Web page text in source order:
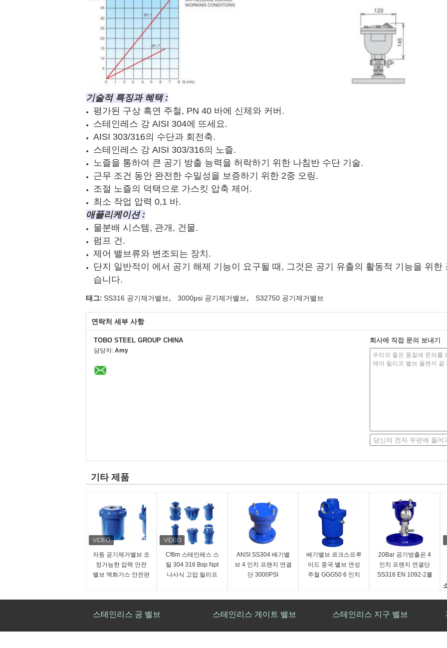
기술적 특징과 혜택 :
평가된 구상 흑연 주철, PN 40 바에 신체와 커버.
스테인레스 강 AISI 304에 뜨세요.
AISI 303/316의 수단과 회전축.
스테인레스 강 AISI 303/316의 노즐.
노즐을 통하여 큰 공기 방출 능력을 허락하기 위한 나침반 수단 기술.
근무 조건 동안 완전한 수밀성을 보증하기 위한 2중 오링.
조절 노즐의 덕택으로 가스킷 압축 제어.
최소 작업 압력 0,1 바.
애플리케이션 :
물분배 시스템, 관개, 건물.
펌프 건.
제어 밸브류와 변조되는 장치.
단지 일반적이 에서 공기 해제 기능이 요구될 때, 그것은 공기 유출의 활동적 기능을 위
습니다.
태그: SS316 공기제거밸브, 3000psi 공기제거밸브, S32750 공기제거밸브
연락처 세부 사항
TOBO STEEL GROUP CHINA
담당자: Amy
회사에 직접 문의 보내기
기타 제품
자동 공기제거밸브 조
정가능한 압력 안전
밸브 액화가스 안전판
Cf8m 스테인레스 스
틸 304 316 Bsp Npt
나사식 고압 릴리프
ANSI SS304 배기밸
브 4 인치 프랜지 연결
단 3000PSI
배기밸브 르크스프루
이드 중국 밸브 연성
주철 GGG50 6 인치
20Bar 공기방출은 4
인치 프랜지 연결단
SS316 EN 1092-2를
스테인리스 공 벨브 스테인리스 게이트 밸브 스테인리스 지구 벨브